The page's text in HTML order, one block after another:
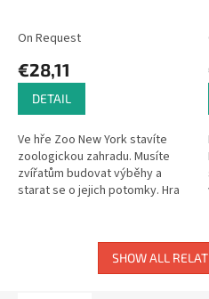
On Request
€28,11
DETAIL
Ve hře Zoo New York stavíte
zoologickou zahradu. Musíte
zvířatům budovat výběhy a
starat se o jejich potomky. Hra
SHOW ALL